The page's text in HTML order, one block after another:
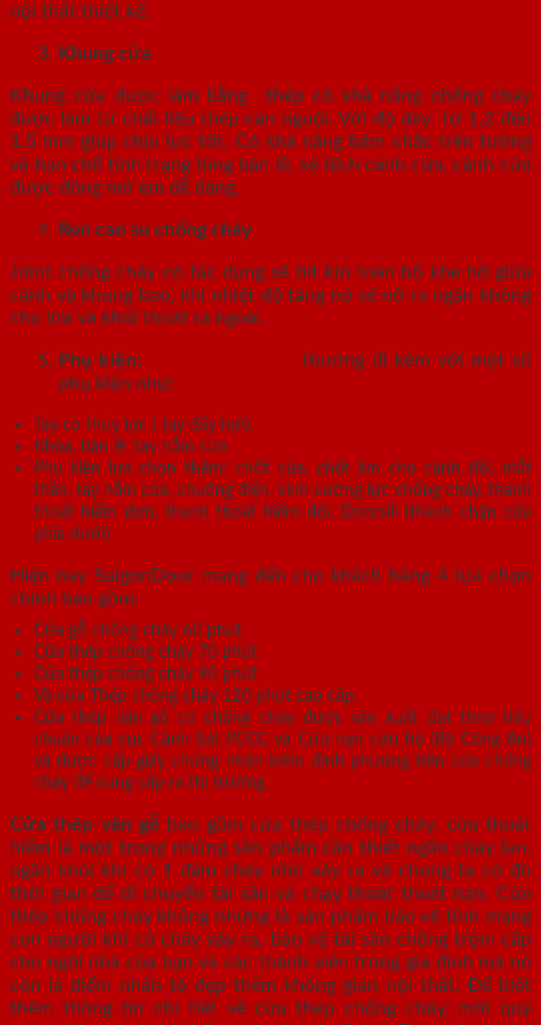
nội thất thiết kế.
Khung cửa
Khung cửa được làm bằng thép có khả năng chống cháy
được làm từ chất liệu thép cán nguội. Với độ dày từ 1,2 đến
1,5 mm giúp chịu lực tốt. Có khả năng bám chắc trên tường
và hạn chế tình trạng lỏng bản lề, xệ lệch cánh cửa, cánh cửa
được đóng mở em dễ dàng.
Ron cao su chống cháy
Joint chống cháy có tác dụng sẽ bít kín toàn bộ khe hở giữa
cánh và khung bao, khi nhiệt độ tăng nó sẽ nở ra ngăn không
cho lửa và khói thoát ra ngoài.
Phụ kiện:
thường đi kèm với một số
phụ kiện như:
Tay co thủy lực ( tay đẩy hơi),
Khóa, bản lề, tay nắm cửa
Phụ kiện lựa chọn thêm: chốt cửa, chốt âm cho cánh đôi, mắt
thần, tay nắm cửa, chuông điện, kính cường lực chống cháy, thanh
thoát hiểm đơn, thanh thoát hiểm đôi, Doorsill (thanh chặn cửa
phía dưới)
Hiện nay SaigonDoor mang đến cho khách hàng 4 lựa chọn
chính bao gồm:
Cửa gỗ chống cháy 60 phút.
Cửa thép chống cháy 70 phút
Cửa thép chống cháy 90 phút
Và cửa Thép chống cháy 120 phút cao cấp.
Cửa thép vân gỗ có chống cháy được sản xuất đạt theo tiêu
chuẩn của cục Cảnh Sát PCCC và Cứu nạn cứu hộ (Bộ Công An)
và được cấp giấy chứng nhận kiểm định phương tiện cửa chống
cháy để cung cấp ra thị trường.
Cửa thép vân gỗ bao gồm cửa thép chống cháy, cửa thoát
hiểm là một trong những sản phẩm cần thiết ngăn cháy lan,
ngăn khói khi có 1 đám cháy nhỏ xảy ra và chúng ta có đủ
thời gian để di chuyển tài sản và chạy thoát thoát nạn. Cửa
thép chống cháy không những là sản phẩm bảo vệ tính mạng
con người khi có cháy xảy ra, bảo vệ tài sản chống trộm cấp
cho ngôi nhà của bạn và các thành viên trong gia đình mà nó
còn là điểm nhấn tô đẹp thêm không gian nội thất. Để biết
thêm thông tin chi tiết về cửa thép chống cháy, mời quý